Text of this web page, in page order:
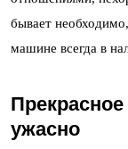
бывает
машине всегда в
ужасно